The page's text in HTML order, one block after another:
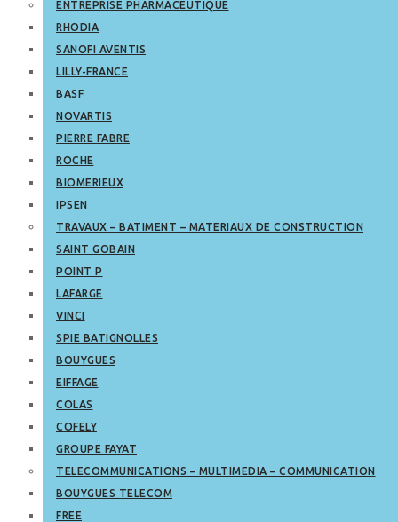
ENTREPRISE PHARMACEUTIQUE
RHODIA
SANOFI AVENTIS
LILLY-FRANCE
BASF
NOVARTIS
PIERRE FABRE
ROCHE
BIOMERIEUX
IPSEN
TRAVAUX – BATIMENT – MATERIAUX DE CONSTRUCTION
SAINT GOBAIN
POINT P
LAFARGE
VINCI
SPIE BATIGNOLLES
BOUYGUES
EIFFAGE
COLAS
COFELY
GROUPE FAYAT
TELECOMMUNICATIONS – MULTIMEDIA – COMMUNICATION
BOUYGUES TELECOM
FREE